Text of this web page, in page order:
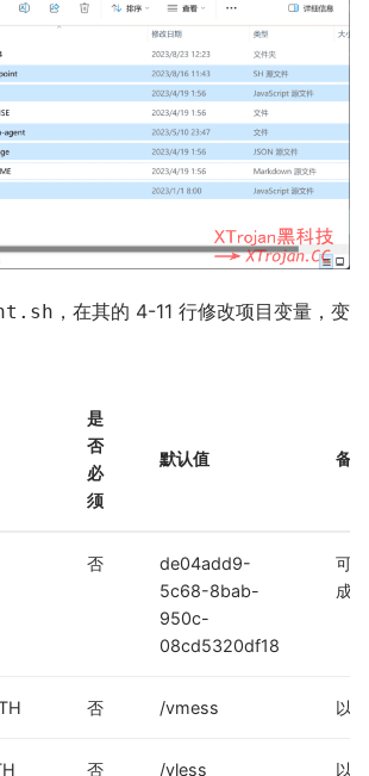
，在其的 4-11 行修改项目变量，变
是
否
必
须
默认值 备注
否
de04add9-
5c68-8bab-
950c-
08cd5320df18
可
成
否 /vmess 以 /
否 /vless 以 /